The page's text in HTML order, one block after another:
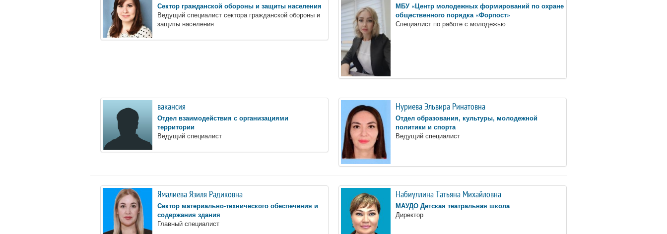
Сектор гражданской обороны и защиты населения
Ведущий специалист сектора гражданской обороны и
защиты населения
МБУ «Центр молодежных формирований по охране
общественного порядка «Форпост»
Специалист по работе с молодежью
вакансия
Отдел взаимодействия с организациями
территории
Ведущий специалист
Нуриева Эльвира Ринатовна
Отдел образования, культуры, молодежной
политики и спорта
Ведущий специалист
Ямалиева Язиля Радиковна
Cектор материально-технического обеспечения и
содержания здания
Главный специалист
Набиуллина Татьяна Михайловна
МАУДО Детская театральная школа
Директор